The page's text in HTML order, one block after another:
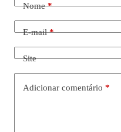
Nome*
E-mail*
Site
Adicionar comentário *